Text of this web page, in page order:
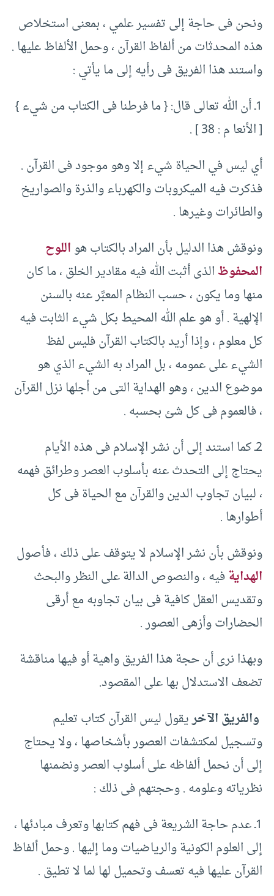
ونحن فى حاجة إلى تفسير علمي ، بمعنى استخلاص
هذه المحدثات من ألفاظ القرآن ، وحمل الألفاظ عليها .‏
واستند هذا الفريق فى رأيه إلى ما يأتي :‏
‏1ـ أن الله تعالى قال: {‏ ما فرطنا فى الكتاب من شيء }‏
[‏ الأنعا م :‏ ‏38 ]‏ .‏
أي ليس في الحياة شيء إلا وهو موجود فى القرآن .‏
فذكرت فيه الميكروبات والكهرباء والذرة والصواريخ
والطائرات وغيرها .‏
ونوقش هذا الدليل بأن المراد بالكتاب هواللوح
المحفوظالذى أثبت الله فيه مقادير الخلق ، ما كان
منها وما يكون ، حسب النظام المعبَّر عنه بالسنن
الإلهية .‏ أو هو علم الله المحيط بكل شيء الثابت فيه
كل معلوم ، وإذا أريد بالكتاب القرآن فليس لفظ
الشيء على عمومه ، بل المراد به الشيء الذي هو
موضوع الدين ، وهو الهداية التى من أجلها نزل القرآن
، فالعموم فى كل شئ بحسبه .‏
‏2ـ كما استند إلى أن نشر الإسلام فى هذه الأيام
يحتاج إلى التحدث عنه بأسلوب العصر وطرائق فهمه
، لبيان تجاوب الدين والقرآن مع الحياة فى كل
أطوارها .‏
ونوقش بأن نشر الإسلام لا يتوقف على ذلك ، فأصول
الهدايةفيه ، والنصوص الدالة على النظر والبحث
وتقديس العقل كافية فى بيان تجاوبه مع أرقى
الحضارات وأزهى العصور .‏
وبهذا نرى أن حجة هذا الفريق واهية أو فيها مناقشة
تضعف الاستدلال بها على المقصود.‏
والفريق الآخريقول ليس القرآن كتاب تعليم
وتسجيل لمكتشفات العصور بأشخاصها ، ولا يحتاج
إلى أن نحمل ألفاظه على أسلوب العصر ونضمنها
نظرياته وعلومه .‏ وحجتهم فى ذلك :‏
‏1ـ عدم حاجة الشريعة فى فهم كتابها وتعرف مبادئها ،
إلى العلوم الكونية والرياضيات وما إليها .‏ وحمل ألفاظ
القرآن عليها فيه تعسف وتحميل لها لما لا تطيق .‏